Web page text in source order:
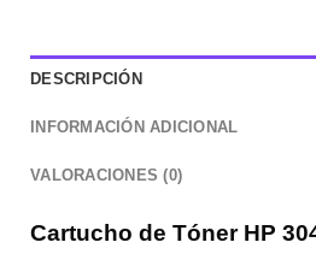
DESCRIPCIÓN
INFORMACIÓN ADICIONAL
VALORACIONES (0)
Cartucho de Tóner HP